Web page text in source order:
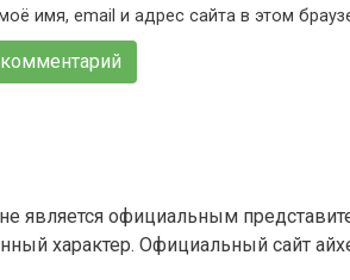
имя, email и адрес сайта в этом
является официальным
характер. Официальный сайт